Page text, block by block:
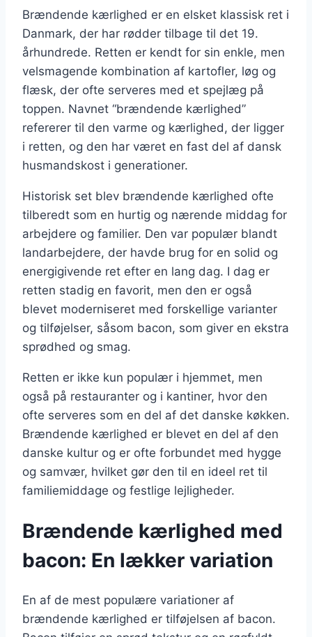
Brændende kærlighed er en elsket klassisk ret i
Danmark, der har rødder tilbage til det 19.
århundrede. Retten er kendt for sin enkle, men
velsmagende kombination af kartofler, løg og
flæsk, der ofte serveres med et spejlæg på
toppen. Navnet “brændende kærlighed”
refererer til den varme og kærlighed, der ligger
i retten, og den har været en fast del af dansk
husmandskost i generationer.
Historisk set blev brændende kærlighed ofte
tilberedt som en hurtig og nærende middag for
arbejdere og familier. Den var populær blandt
landarbejdere, der havde brug for en solid og
energigivende ret efter en lang dag. I dag er
retten stadig en favorit, men den er også
blevet moderniseret med forskellige varianter
og tilføjelser, såsom bacon, som giver en ekstra
sprødhed og smag.
Retten er ikke kun populær i hjemmet, men
også på restauranter og i kantiner, hvor den
ofte serveres som en del af det danske køkken.
Brændende kærlighed er blevet en del af den
danske kultur og er ofte forbundet med hygge
og samvær, hvilket gør den til en ideel ret til
familiemiddage og festlige lejligheder.
Brændende kærlighed med
bacon: En lækker variation
En af de mest populære variationer af
brændende kærlighed er tilføjelsen af bacon.